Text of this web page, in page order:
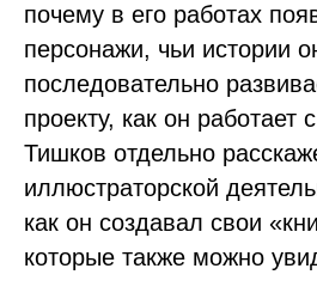
почему в его работах
персонажи, чьи истории
последовательно
проекту, как он работает
Тишков отдельно
иллюстраторской
как он создавал свои
которые также можно